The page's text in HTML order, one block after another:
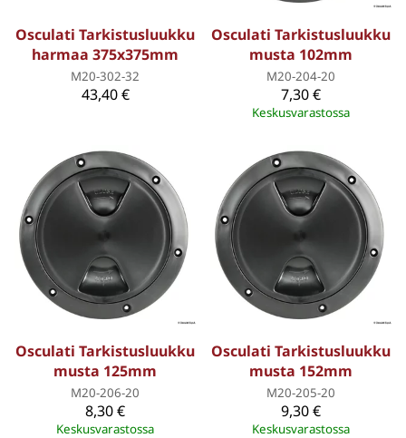
Osculati Tarkistusluukku
harmaa 375x375mm
M20-302-32
43,40 €
Osculati Tarkistusluukku
musta 102mm
M20-204-20
7,30 €
Keskusvarastossa
Osculati Tarkistusluukku
musta 125mm
M20-206-20
8,30 €
Keskusvarastossa
Osculati Tarkistusluukku
musta 152mm
M20-205-20
9,30 €
Keskusvarastossa